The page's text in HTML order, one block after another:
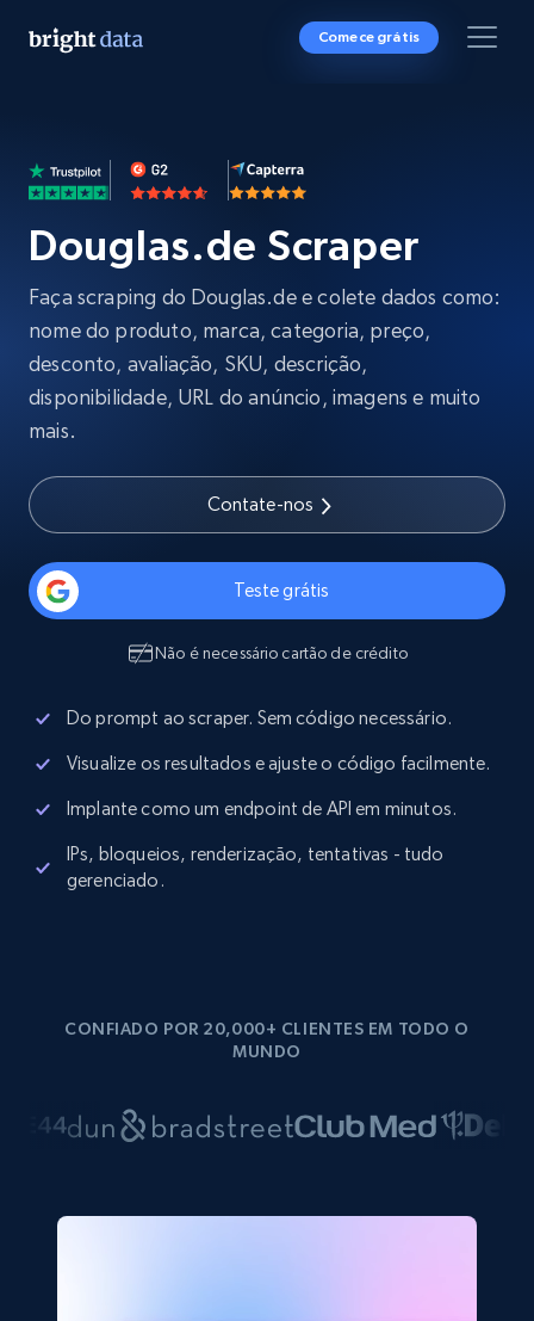
Comece grátis
Douglas.de Scraper
Faça scraping do Douglas.de e colete dados como:
nome do produto, marca, categoria, preço,
desconto, avaliação, SKU, descrição,
disponibilidade, URL do anúncio, imagens e muito
mais.
Contate-nos
Teste grátis
Não é necessário cartão de crédito
Do prompt ao scraper. Sem código necessário.
Visualize os resultados e ajuste o código facilmente.
Implante como um endpoint de API em minutos.
IPs, bloqueios, renderização, tentativas - tudo
gerenciado.
CONFIADO POR 20,000+ CLIENTES EM TODO O
MUNDO